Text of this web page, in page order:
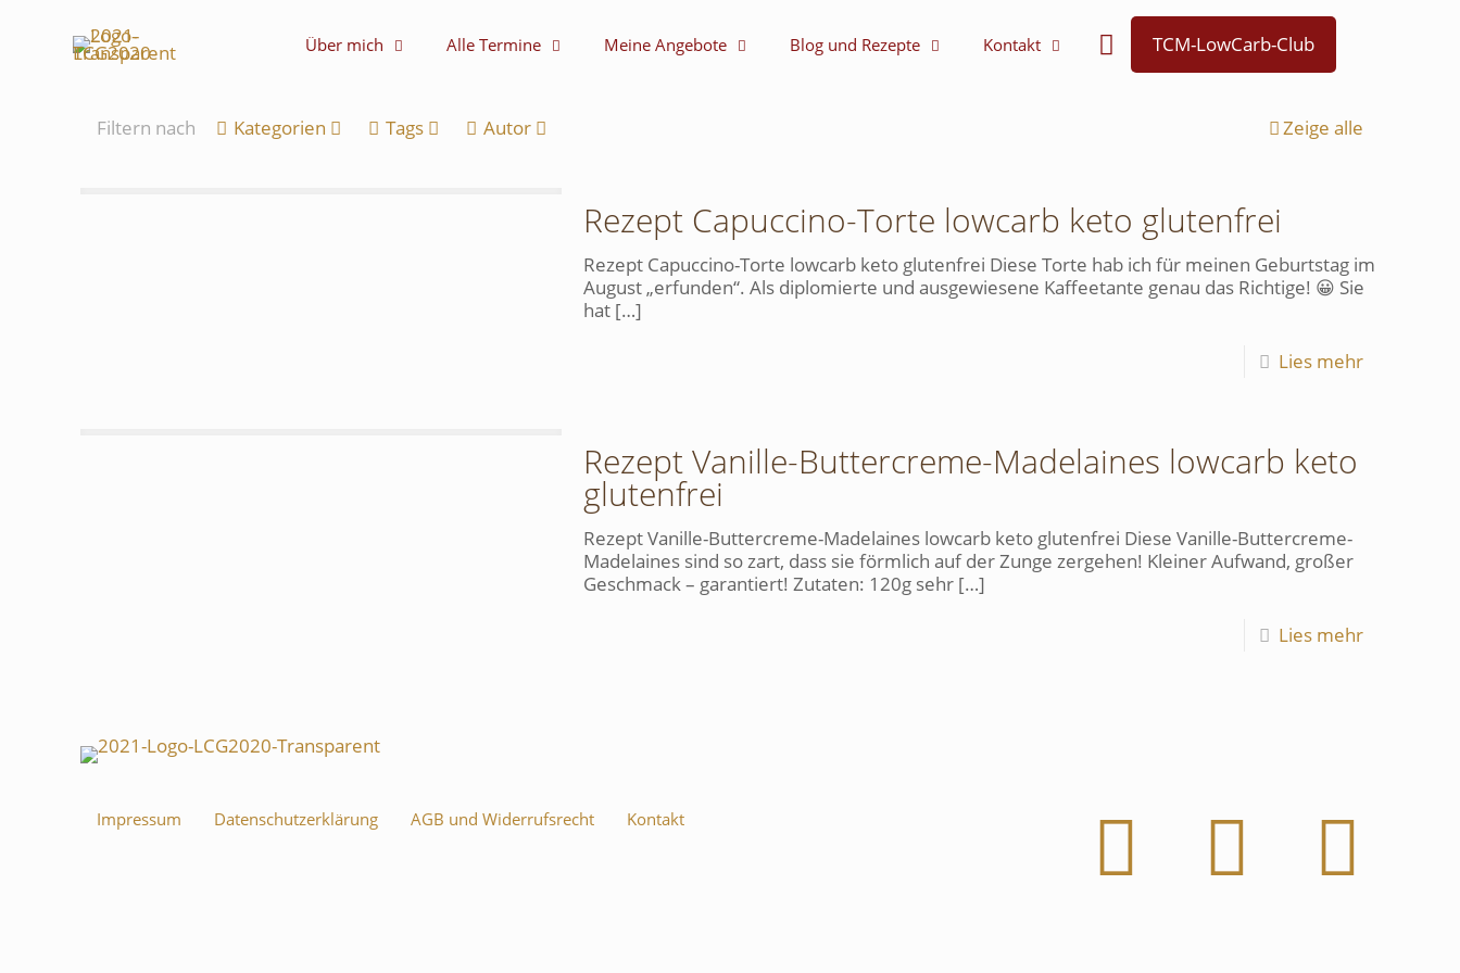
Über mich Alle Termine Meine Angebote Blog und Rezepte Kontakt TCM-LowCarb-Club
Filtern nach Kategorien Tags Autor Zeige alle
Rezept Capuccino-Torte lowcarb keto glutenfrei
Rezept Capuccino-Torte lowcarb keto glutenfrei Diese Torte hab ich für meinen Geburtstag im
August „erfunden“. Als diplomierte und ausgewiesene Kaffeetante genau das Richtige! 😀 Sie
hat[…]
Lies mehr
Rezept Vanille-Buttercreme-Madelaines lowcarb keto
glutenfrei
Rezept Vanille-Buttercreme-Madelaines lowcarb keto glutenfrei Diese Vanille-Buttercreme-
Madelaines sind so zart, dass sie förmlich auf der Zunge zergehen! Kleiner Aufwand, großer
Geschmack – garantiert! Zutaten: 120g sehr[…]
Lies mehr
Impressum Datenschutzerklärung AGB und Widerrufsrecht Kontakt